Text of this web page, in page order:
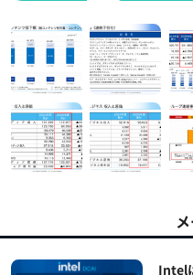
Intel